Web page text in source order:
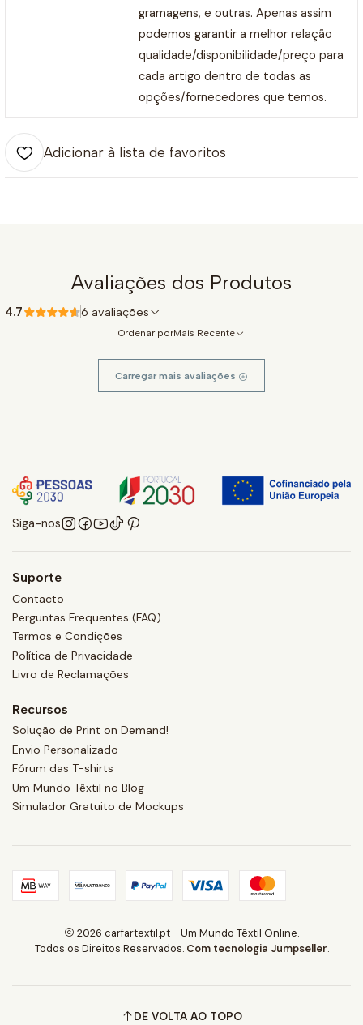
gramagens, e outras. Apenas assim
podemos garantir a melhor relação
qualidade/disponibilidade/preço para
cada artigo dentro de todas as
opções/fornecedores que temos.
Adicionar à lista de favoritos
Avaliações dos Produtos
4.7 6 avaliações
Ordenar porMais Recente
Carregar mais avaliações
Siga-nos
Suporte
Contacto
Perguntas Frequentes (FAQ)
Termos e Condições
Política de Privacidade
Livro de Reclamações
Recursos
Solução de Print on Demand!
Envio Personalizado
Fórum das T-shirts
Um Mundo Têxtil no Blog
Simulador Gratuito de Mockups
2026 carfartextil.pt - Um Mundo Têxtil Online.
Todos os Direitos Reservados. Com tecnologia Jumpseller.
DE VOLTA AO TOPO